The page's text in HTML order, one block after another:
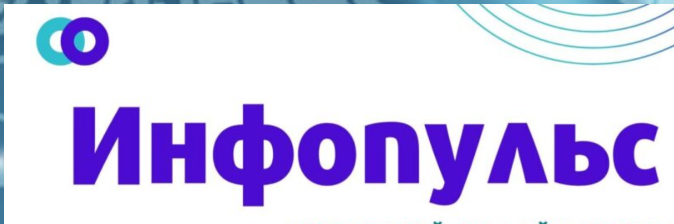
Перейти
к
содержимому